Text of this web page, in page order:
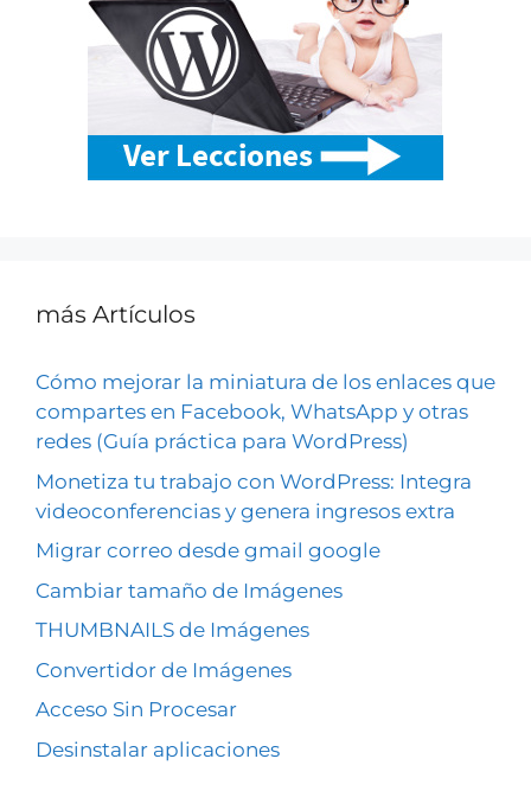
más Artículos
Cómo mejorar la miniatura de los enlaces que
compartes en Facebook, WhatsApp y otras
redes (Guía práctica para WordPress)
Monetiza tu trabajo con WordPress: Integra
videoconferencias y genera ingresos extra
Migrar correo desde gmail google
Cambiar tamaño de Imágenes
THUMBNAILS de Imágenes
Convertidor de Imágenes
Acceso Sin Procesar
Desinstalar aplicaciones